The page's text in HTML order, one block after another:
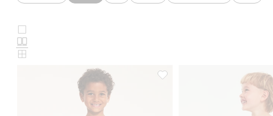
Välj
produktkortslayout
Relaxed jeans jogger denim,